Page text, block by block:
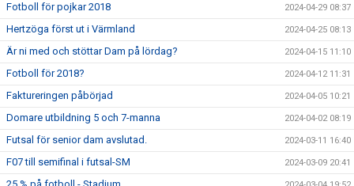
Fotboll för pojkar 2018 2024-04-29 08:37
Hertzöga först ut i Värmland 2024-04-25 08:13
Är ni med och stöttar Dam på lördag? 2024-04-15 11:10
Fotboll för 2018? 2024-04-12 11:31
Faktureringen påbörjad 2024-04-05 10:21
Domare utbildning 5 och 7-manna 2024-04-02 08:19
Futsal för senior dam avslutad. 2024-03-11 16:40
F07 till semifinal i futsal-SM 2024-03-09 20:41